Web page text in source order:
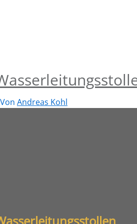
Andreas Kohl